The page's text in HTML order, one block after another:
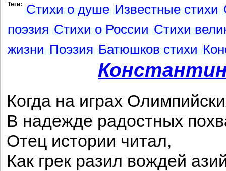
Теги: Стихи о душе Известные стихи
поэзия Стихи о России Стихи
жизни Поэзия Батюшков стихи
Когда на играх
В надежде радостных
Отец истории читал,
Как грек разил вождей